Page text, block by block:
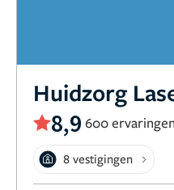
Huidzorg
8,9 600 ervaringen
8 vestigingen